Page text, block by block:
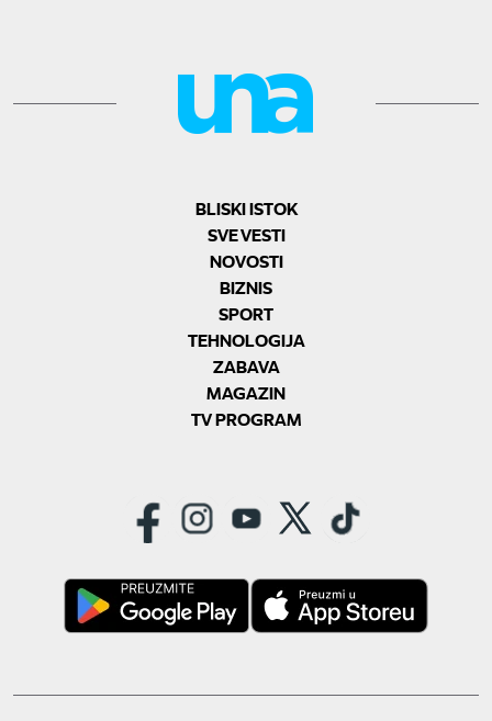
BLISKI ISTOK
SVE VESTI
NOVOSTI
BIZNIS
SPORT
TEHNOLOGIJA
ZABAVA
MAGAZIN
TV PROGRAM